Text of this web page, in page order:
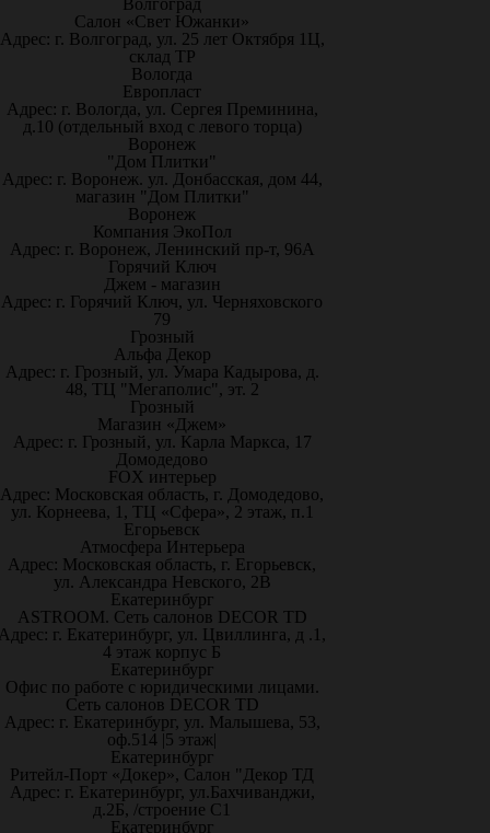
Волгоград
Салон «Свет Южанки»
Адрес: г. Волгоград, ул. 25 лет Октября 1Ц,
склад ТР
Вологда
Европласт
Адрес: г. Вологда, ул. Сергея Преминина,
д.10 (отдельный вход с левого торца)
Воронеж
"Дом Плитки"
Адрес: г. Воронеж. ул. Донбасская, дом 44,
магазин "Дом Плитки"
Воронеж
Компания ЭкоПол
Адрес: г. Воронеж, Ленинский пр-т, 96А
Горячий Ключ
Джем - магазин
Адрес: г. Горячий Ключ, ул. Черняховского
79
Грозный
Альфа Декор
Адрес: г. Грозный, ул. Умара Кадырова, д.
48, ТЦ "Мегаполис", эт. 2
Грозный
Магазин «Джем»
Адрес: г. Грозный, ул. Карла Маркса, 17
Домодедово
FOX интерьер
Адрес: Московская область, г. Домодедово,
ул. Корнеева, 1, ТЦ «Сфера», 2 этаж, п.1
Егорьевск
Атмосфера Интерьера
Адрес: Московская область, г. Егорьевск,
ул. Александра Невского, 2В
Екатеринбург
ASTROOM. Сеть салонов DECOR TD
г. Екатеринбург, ул. Цвиллинга, д .1,
4 этаж корпус Б
Екатеринбург
Офис по работе с юридическими лицами.
Сеть салонов DECOR TD
Адрес: г. Екатеринбург, ул. Малышева, 53,
оф.514 |5 этаж|
Екатеринбург
Ритейл-Порт «Докер», Салон "Декор ТД
Адрес: г. Екатеринбург, ул.Бахчиванджи,
д.2Б, /строение С1
Екатеринбург